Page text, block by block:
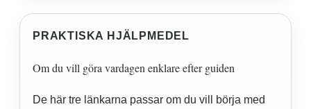
PRAKTISKA HJÄLPMEDEL
Om du vill göra vardagen enklare efter guiden
De här tre länkarna passar om du vill börja med